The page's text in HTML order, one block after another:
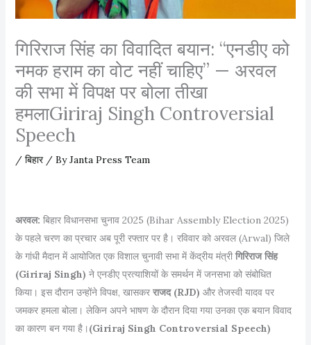
गिरिराज सिंह का विवादित बयान: “एनडीए को
नमक हराम का वोट नहीं चाहिए” — अरवल
की सभा में विपक्ष पर बोला तीखा
हमलाGiriraj Singh Controversial
Speech
/ बिहार/ ByJanta Press Team
अरवल: बिहार विधानसभा चुनाव 2025 (Bihar Assembly Election 2025)
के पहले चरण का प्रचार अब पूरी रफ्तार पर है। रविवार को अरवल (Arwal) जिले
के गांधी मैदान में आयोजित एक विशाल चुनावी सभा में केंद्रीय मंत्री गिरिराज सिंह
(Giriraj Singh) ने एनडीए प्रत्याशियों के समर्थन में जनसभा को संबोधित
किया। इस दौरान उन्होंने विपक्ष, खासकर राजद (RJD) और तेजस्वी यादव पर
जमकर हमला बोला। लेकिन अपने भाषण के दौरान दिया गया उनका एक बयान विवाद
का कारण बन गया है। (Giriraj Singh Controversial Speech)